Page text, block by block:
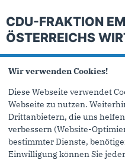
CDU-FRAKTION
ÖSTERREICHS
Wir verwenden Cookies!
Diese Webseite verwendet
Webseite zu nutzen.
Drittanbietern, die uns
verbessern (Website-
bestimmter Dienste,
Einwilligung können Sie